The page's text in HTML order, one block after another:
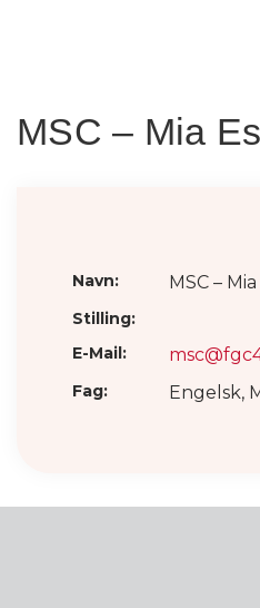
MSC – Mia
Navn: MSC –
Stilling:
E-Mail:
Fag: Engelsk,